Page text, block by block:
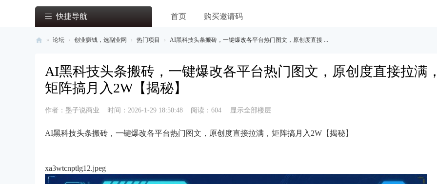
快捷导航 首页 购买邀请码
» 论坛 › 创业赚钱，选副业网 › 热门项目 › AI黑科技头条搬砖，一键爆改各平台热门图文，原创度直接 ...
AI黑科技头条搬砖，一键爆改各平台热门图文，原创度直接拉满，
矩阵搞月入2W【揭秘】
作者： 墨子说商业 时间： 2026-1-29 18:50:48 阅读：604 显示全部楼层
AI黑科技头条搬砖，一键爆改各平台热门图文，原创度直接拉满，矩阵搞月入2W【揭秘】
xa3wtcnptlg12.jpeg